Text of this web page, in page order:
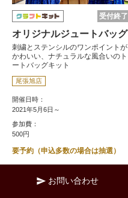
受付終了
オリジナルジュートバッグ
刺繍とステンシルのワンポイントが
かわいい、ナチュラルな風合いのト
ートバッグキット
尾張旭店
開催日時：
2021年5月6日～
参加費：
500円
要予約（申込多数の場合は抽選）
send お問い合わせ